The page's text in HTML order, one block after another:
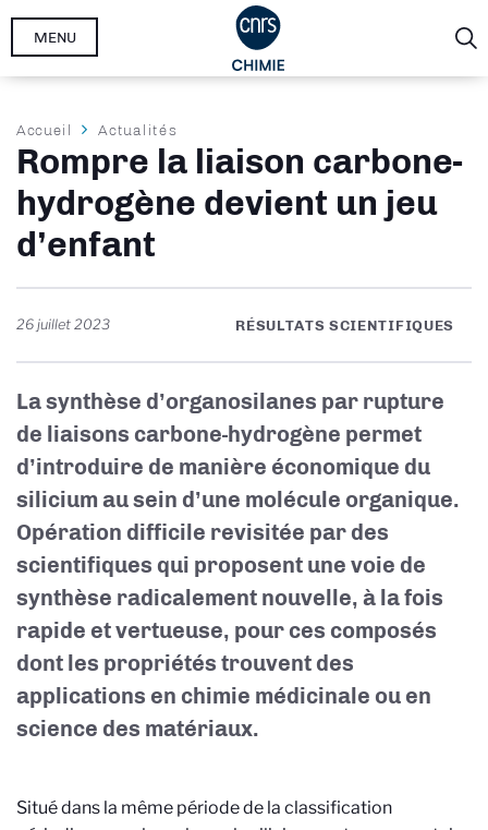
Aller
MENU
Fil
d'Ariane
Accueil Actualités
Rompre la liaison carbone-
hydrogène devient un jeu
d’enfant
26 juillet 2023 RÉSULTATS SCIENTIFIQUES
La synthèse d’organosilanes par rupture
de liaisons carbone-hydrogène permet
d’introduire de manière économique du
silicium au sein d’une molécule organique.
Opération difficile revisitée par des
scientifiques qui proposent une voie de
synthèse radicalement nouvelle, à la fois
rapide et vertueuse, pour ces composés
dont les propriétés trouvent des
applications en chimie médicinale ou en
science des matériaux.
Situé dans la même période de la classification